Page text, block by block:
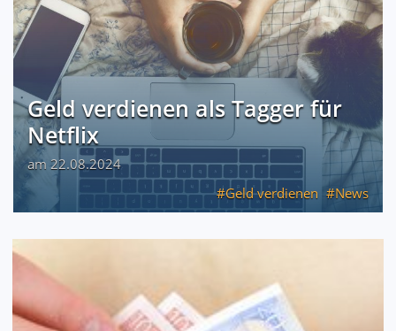
Geld verdienen als Tagger für
Netflix
am 22.08.2024
Geld verdienen
News